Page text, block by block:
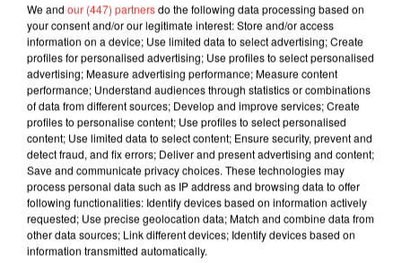
We and our (447) partnersdo the following data processing based on
your consent and/or our legitimate interest: Store and/or access
information on a device; Use limited data to select advertising; Create
profiles for personalised advertising; Use profiles to select personalised
advertising; Measure advertising performance; Measure content
performance; Understand audiences through statistics or combinations
of data from different sources; Develop and improve services; Create
profiles to personalise content; Use profiles to select personalised
content; Use limited data to select content; Ensure security, prevent and
detect fraud, and fix errors; Deliver and present advertising and content;
Save and communicate privacy choices. These technologies may
process personal data such as IP address and browsing data to offer
following functionalities: Identify devices based on information actively
requested; Use precise geolocation data; Match and combine data from
other data sources; Link different devices; Identify devices based on
information transmitted automatically.